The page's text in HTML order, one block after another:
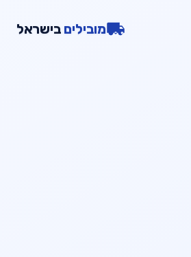
מובילים בישראל